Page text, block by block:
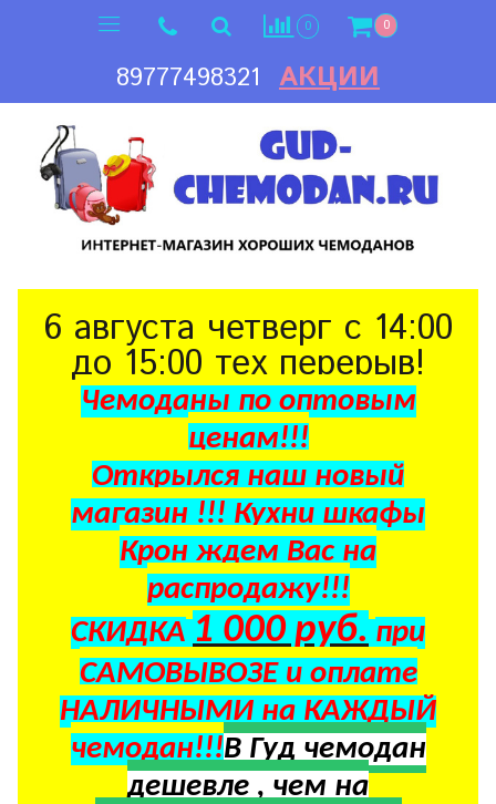
0 0
89777498321 АКЦИИ
6 августа четверг с 14:00
до 15:00 тех перерыв!
Чемоданы по оптовым
ценам!!!
Открылся наш новый
магазин !!! Кухни шкафы
Крон ждем Вас на
распродажу!!!
СКИДКА 1 000 руб. при
САМОВЫВОЗЕ и оплате
НАЛИЧНЫМИ на КАЖДЫЙ
чемодан!!!В Гуд чемодан
дешевле , чем на